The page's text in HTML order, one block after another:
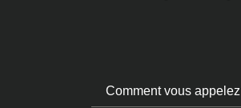
Comment vous